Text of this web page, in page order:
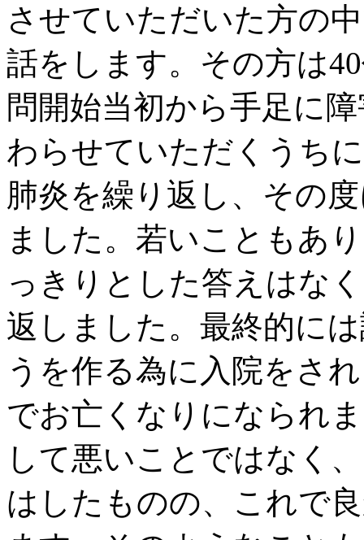
させていただいた方の
話をします。その方は
問開始当初から手足に
わらせていただくうち
肺炎を繰り返し、その
ました。若いこともあ
っきりとした答えはな
返しました。最終的に
うを作る為に入院をさ
でお亡くなりになられ
して悪いことではなく
はしたものの、これで